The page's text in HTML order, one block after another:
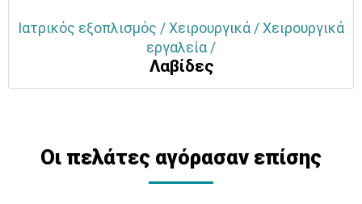
Ιατρικός εξοπλισμός / Χειρουργικά / Χειρουργικά
εργαλεία /
Λαβίδες
Οι πελάτες αγόρασαν επίσης